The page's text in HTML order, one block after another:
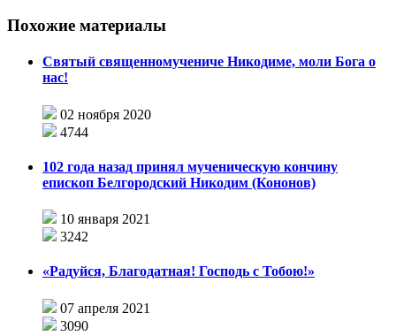
Похожие материалы
Святый священномучениче Никодиме, моли Бога о
нас!
02 ноября 2020
4744
102 года назад принял мученическую кончину
епископ Белгородский Никодим (Кононов)
10 января 2021
3242
«Радуйся, Благодатная! Господь с Тобою!»
07 апреля 2021
3090